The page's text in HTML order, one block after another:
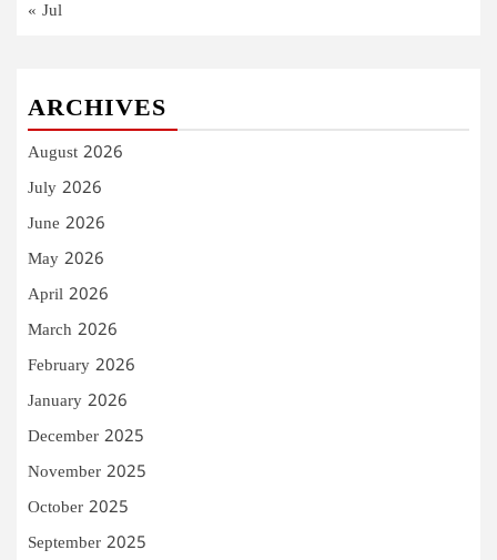
« Jul
ARCHIVES
August 2026
July 2026
June 2026
May 2026
April 2026
March 2026
February 2026
January 2026
December 2025
November 2025
October 2025
September 2025